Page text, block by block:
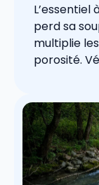
perd sa
multiplie
porosité.